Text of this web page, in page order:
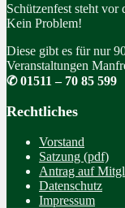
Schützenfest steht vor
Kein Problem!
Diese gibt es für nur
Veranstaltungen
✆ 01511 – 70 85 599
Rechtliches
Vorstand
Satzung (pdf)
Antrag auf
Datenschutz
Impressum